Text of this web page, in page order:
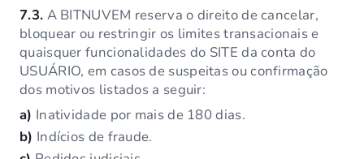
7.3. A BITNUVEM reserva o direito de cancelar,
bloquear ou restringir os limites transacionais e
quaisquer funcionalidades do SITE da conta do
USUÁRIO, em casos de suspeitas ou confirmação
dos motivos listados a seguir:
a) Inatividade por mais de 180 dias.
b) Indícios de fraude.